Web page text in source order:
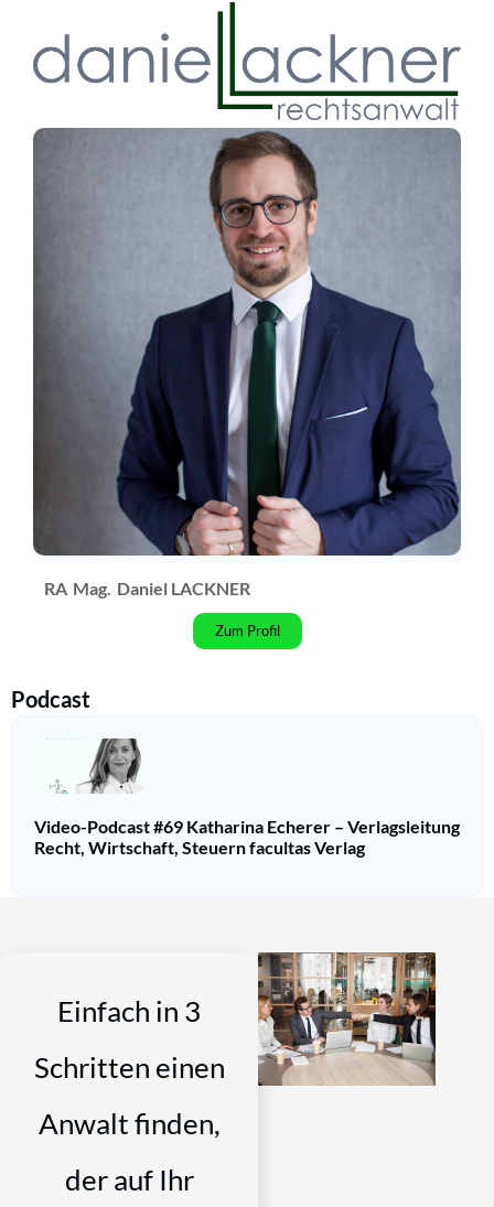
RA Mag. Daniel LACKNER
Zum Profil
Podcast
Video-Podcast #69 Katharina Echerer – Verlagsleitung
Recht, Wirtschaft, Steuern facultas Verlag
Einfach in 3
Schritten einen
Anwalt finden,
der auf Ihr